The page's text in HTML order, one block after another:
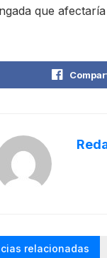
que
relacionadas